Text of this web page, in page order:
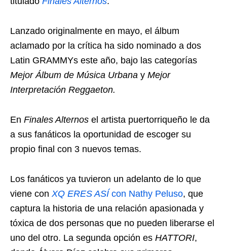
Lanzado originalmente en mayo, el álbum
aclamado por la crítica ha sido nominado a dos
Latin GRAMMYs este año, bajo las categorías
Mejor Álbum de Música Urbana y Mejor
Interpretación Reggaeton.
En Finales Alternos el artista puertorriqueño le da
a sus fanáticos la oportunidad de escoger su
propio final con 3 nuevos temas.
Los fanáticos ya tuvieron un adelanto de lo que
viene con XQ ERES ASÍ con Nathy Peluso, que
captura la historia de una relación apasionada y
tóxica de dos personas que no pueden liberarse el
uno del otro. La segunda opción es HATTORI,